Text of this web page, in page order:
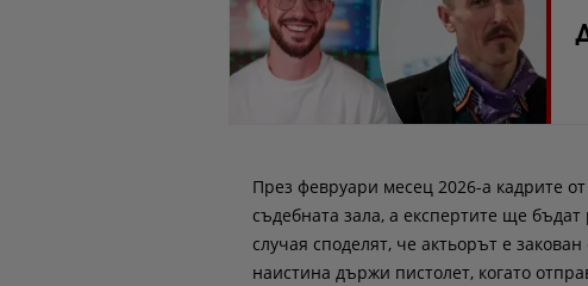
През февруари месец 2026-а кадрите
съдебната зала, а експертите ще
случая споделят, че актьорът е
наистина държи пистолет, когато